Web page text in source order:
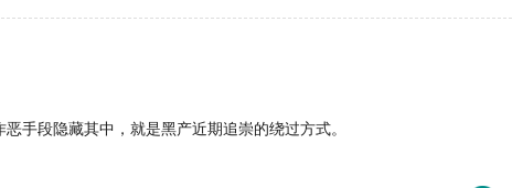
手段隐藏其中，就是黑产近期追崇的绕过方式。